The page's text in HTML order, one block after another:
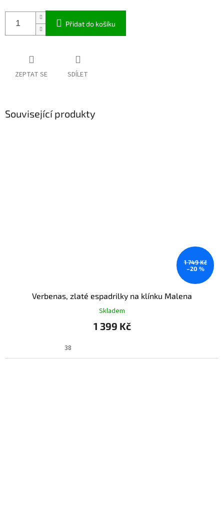
Přidat do košíku
ZEPTAT SE SDÍLET
Související produkty
1 749 Kč
–20 %
Verbenas, zlaté espadrilky na klínku Malena
Skladem
1 399 Kč
38